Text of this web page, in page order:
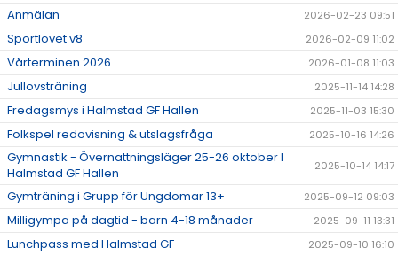
Anmälan 2026-02-23 09:51
Sportlovet v8 2026-02-09 11:02
Vårterminen 2026 2026-01-08 11:03
Jullovsträning 2025-11-14 14:28
Fredagsmys i Halmstad GF Hallen 2025-11-03 15:30
Folkspel redovisning & utslagsfråga 2025-10-16 14:26
Gymnastik - Övernattningsläger 25-26 oktober I
Halmstad GF Hallen
2025-10-14 14:17
Gymträning i Grupp för Ungdomar 13+ 2025-09-12 09:03
Milligympa på dagtid - barn 4-18 månader 2025-09-11 13:31
Lunchpass med Halmstad GF 2025-09-10 16:10